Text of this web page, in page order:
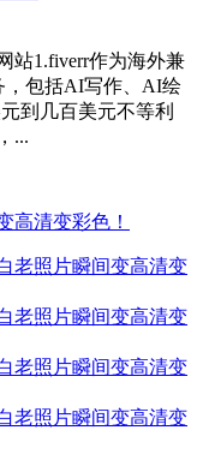
站1.fiverr作为海外兼
，包括AI写作、AI绘
到几百美元不等利
...
高清变彩色！